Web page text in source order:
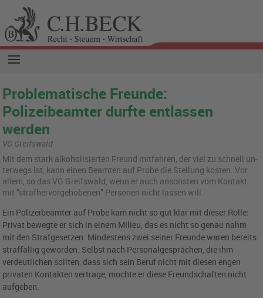
Problematische Freunde:
Polizeibeamter durfte entlassen
werden
VG Greifswald
Mit dem stark al­ko­ho­li­sier­ten Freund mit­fah­ren, der viel zu schnell un­
ter­wegs ist, kann einen Be­am­ten auf Probe die Stel­lung kos­ten. Vor
allem, so das VG Greifs­wald, wenn er auch an­sons­ten vom Kon­takt
mit "straf­her­vor­ge­ho­be­nen" Per­so­nen nicht las­sen will.
Ein Polizeibeamter auf Probe kam nicht so gut klar mit dieser Rolle:
Privat bewegte er sich in einem Milieu, das es nicht so genau nahm
mit den Strafgesetzen. Mindestens zwei seiner Freunde waren bereits
straffällig geworden. Selbst nach Personalgesprächen, die ihm
verdeutlichen sollten, dass sich sein Beruf nicht mit diesen engen
privaten Kontakten vertrage, mochte er diese Freundschaften nicht
aufgeben.